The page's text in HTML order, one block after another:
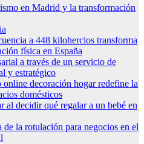
en Madrid y la transformación
a 448 kilohercios transforma
física en España
a través de un servicio de
y estratégico
online decoración hogar redefine la
domésticos
al decidir qué regalar a un bebé en
la rotulación para negocios en el